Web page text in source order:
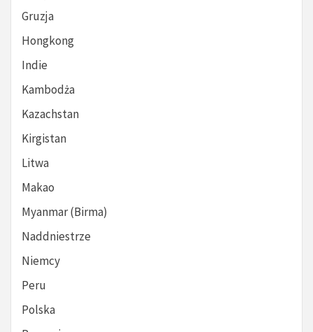
Gruzja
Hongkong
Indie
Kambodża
Kazachstan
Kirgistan
Litwa
Makao
Myanmar (Birma)
Naddniestrze
Niemcy
Peru
Polska